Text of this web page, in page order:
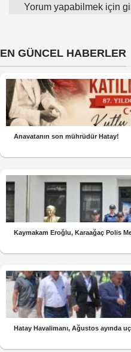
Yorum yapabilmek için
EN GÜNCEL HABERLER
Anavatanın son mührüdür Hatay!
Kaymakam Eroğlu, Karaağaç Polis
Hatay Havalimanı, Ağustos ayında